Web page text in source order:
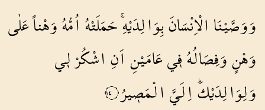
وَوَصَّيْنَاالْاِنْسَانَبِوَالِدَيْهِۚحَمَلَتْهُاُمُّهُوَهْناًعَلٰى
وَهْنٍوَفِصَالُهُف۪يعَامَيْنِاَنِاشْكُرْل۪ي
وَلِوَالِدَيْكَۜاِلَيَّالْمَص۪يرُ ١٤